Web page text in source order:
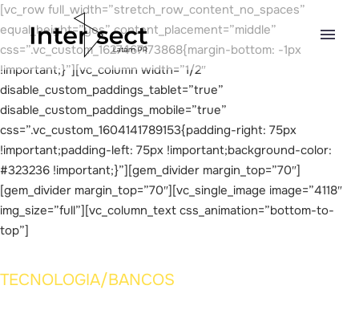
[vc_row full_width=”stretch_row_content_no_spaces”
equal_height=”yes” content_placement=”middle”
css=”.vc_custom_1627467173868{margin-bottom: -1px
!important;}”][vc_column width=”1/2″
disable_custom_paddings_tablet=”true”
disable_custom_paddings_mobile=”true”
css=”.vc_custom_1604141789153{padding-right: 75px
!important;padding-left: 75px !important;background-color:
#323236 !important;}”][gem_divider margin_top=”70″]
[gem_divider margin_top=”70″][vc_single_image image=”4118″
img_size=”full”][vc_column_text css_animation=”bottom-to-
top”]
TECNOLOGIA/BANCOS